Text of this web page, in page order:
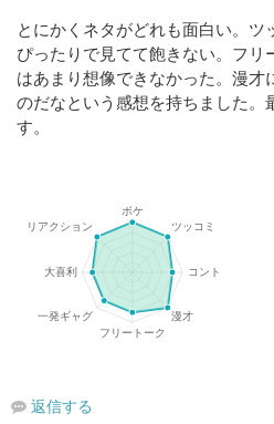
とにかくネタがどれも面白い。
ぴったりで見てて飽きない。フリ
はあまり想像できなかった。漫才
のだなという感想を持ちました。
す。
返信する